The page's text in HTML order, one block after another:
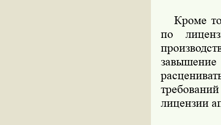
Кроме
по
завышение
лицензии